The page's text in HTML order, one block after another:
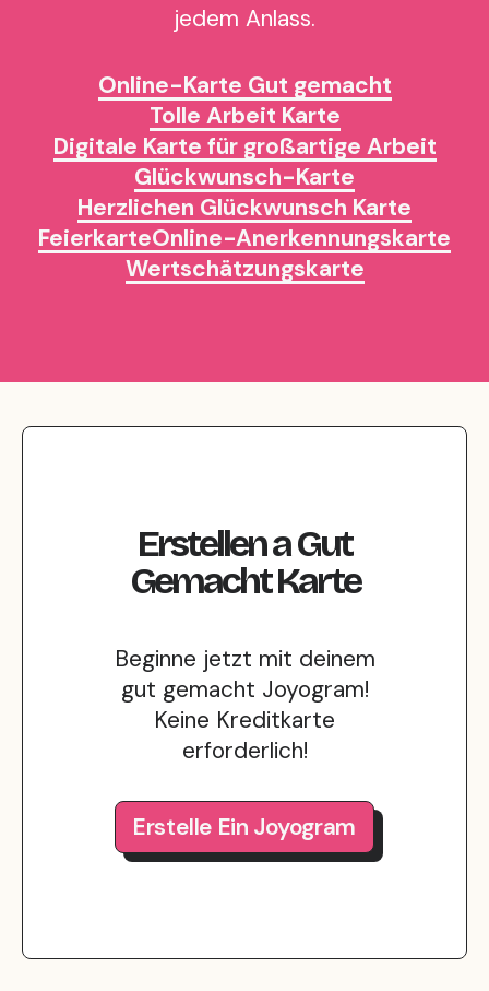
jedem Anlass.
Online-Karte Gut gemacht
Tolle Arbeit Karte
Digitale Karte für großartige Arbeit
Glückwunsch-Karte
Herzlichen Glückwunsch Karte
FeierkarteOnline-Anerkennungskarte
Wertschätzungskarte
ErstellenaGut
GemachtKarte
Beginne jetzt mit deinem
gut gemacht Joyogram!
Keine Kreditkarte
erforderlich!
Erstelle Ein Joyogram